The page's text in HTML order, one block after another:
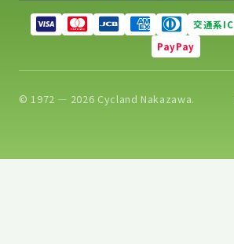
交通系IC
PayPay
© 1972 — 2026 Cycland Nakazawa.